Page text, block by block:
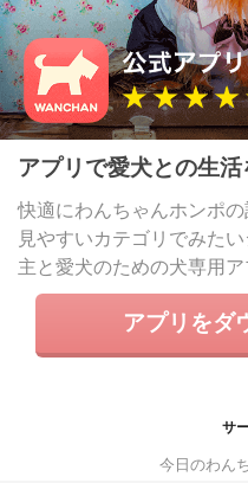
アプリで愛犬との生活
快適にわんちゃんホンポの
見やすいカテゴリでみた
主と愛犬のための犬専用ア
アプリをダ
サ
今日のわん